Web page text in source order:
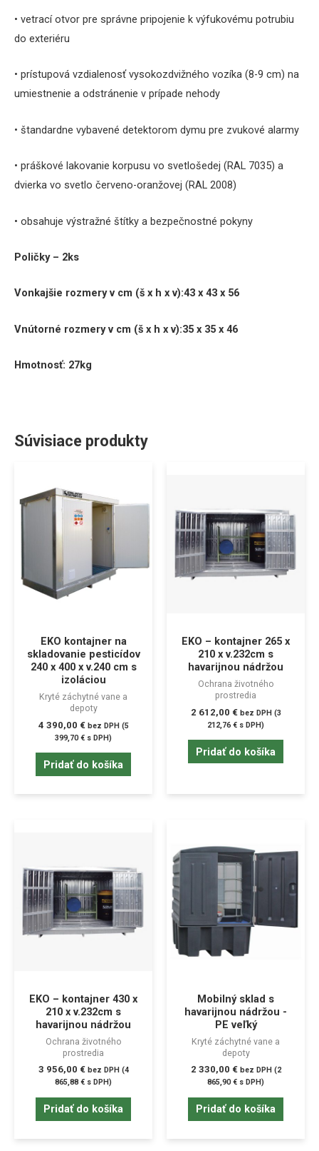
• vetrací otvor pre správne pripojenie k výfukovému potrubiu
do exteriéru
• prístupová vzdialenosť vysokozdvižného vozíka (8-9 cm) na
umiestnenie a odstránenie v prípade nehody
• štandardne vybavené detektorom dymu pre zvukové alarmy
• práškové lakovanie korpusu vo svetlošedej (RAL 7035) a
dvierka vo svetlo červeno-oranžovej (RAL 2008)
• obsahuje výstražné štítky a bezpečnostné pokyny
Poličky – 2ks
Vonkajšie rozmery v cm (š x h x v):43 x 43 x 56
Vnútorné rozmery v cm (š x h x v):35 x 35 x 46
Hmotnosť: 27kg
Súvisiace produkty
EKO kontajner na
skladovanie pesticídov
240 x 400 x v.240 cm s
izoláciou
Kryté záchytné vane a
depoty
4 390,00 € bez DPH (5
399,70€ s DPH)
Pridať do košíka
EKO – kontajner 265 x
210 x v.232cm s
havarijnou nádržou
Ochrana životného
prostredia
2 612,00 € bez DPH (3
212,76 € s DPH)
Pridať do košíka
EKO – kontajner 430 x
210 x v.232cm s
havarijnou nádržou
Ochrana životného
prostredia
3 956,00 € bez DPH (4
865,88 € s DPH)
Pridať do košíka
Mobilný sklad s
havarijnou nádržou -
PE veľký
Kryté záchytné vane a
depoty
2 330,00 € bez DPH (2
865,90€ s DPH)
Pridať do košíka